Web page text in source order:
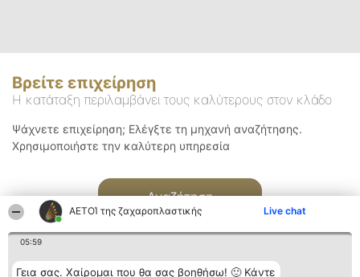
ΑΕΤΟΊ της ζαχαροπλαστικής Live chat
05:59
Γεια σας. Χαίρομαι που θα σας βοηθήσω! 🙂 Κάντε
Βρείτε επιχείρηση
Η κατάταξη περιλαμβάνει τους καλύτερους στον κλάδο
Ψάχνετε επιχείρηση; Ελέγξτε τη μηχανή αναζήτησης.
Χρησιμοποιήστε την καλύτερη υπηρεσία
Αναζήτηση